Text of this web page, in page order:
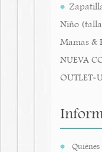
Niño
Mamas &
NUEVA
OUTLET-
Quiénes